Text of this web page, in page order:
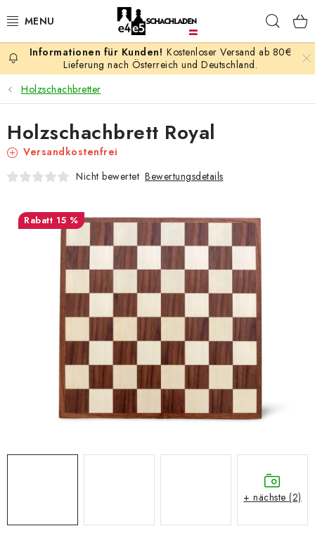
Inhalt
AKTION
SCHACHSPIELE
SCHACHFIGUREN
SCHACHBRETTER
SCHACHBÜCHER
SCHACH-ANTIQUITÄTENLADEN
SCHACH ONLINE
SCHACH-MERCH
SCHACH GESCHENKE
Geschäftsbedingungen
Kostenloser Versand ab 80€
Lieferung nach Österreich und Deutschland.
Holzschachbretter
Holzschachbrett Royal
Versandkostenfrei
Nicht bewertet Bewertungsdetails
15 %
+ nächste (2)